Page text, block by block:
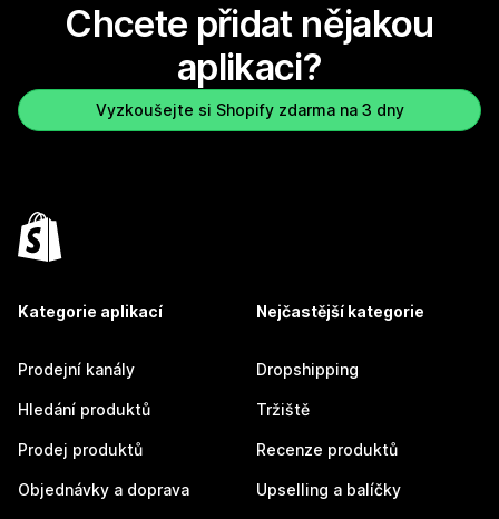
Chcete přidat nějakou
aplikaci?
Vyzkoušejte si Shopify zdarma na 3 dny
Kategorie aplikací
Prodejní kanály
Hledání produktů
Prodej produktů
Objednávky a doprava
Nejčastější kategorie
Dropshipping
Tržiště
Recenze produktů
Upselling a balíčky